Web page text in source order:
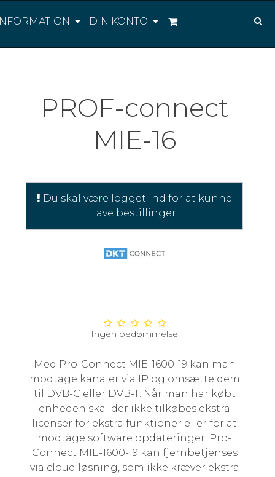
DIN KONTO
PROF-connect
MIE-16
Du skal være logget ind for at kunne
lave bestillinger
Ingen bedømmelse
Med Pro-Connect MIE-1600-19 kan man
modtage kanaler via IP og omsætte dem
til DVB-C eller DVB-T. Når man har købt
enheden skal der ikke tilkøbes ekstra
licenser for ekstra funktioner eller for at
modtage software opdateringer. Pro-
Connect MIE-1600-19 kan fjernbetjenses
via cloud løsning, som ikke kræver ekstra